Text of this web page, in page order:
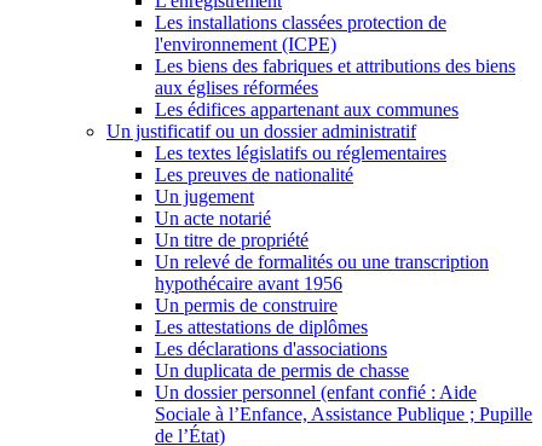
Les installations classées protection de
l'environnement (ICPE)
Les biens des fabriques et attributions des biens
aux églises réformées
Les édifices appartenant aux communes
Un justificatif ou un dossier administratif
Les textes législatifs ou réglementaires
Les preuves de nationalité
Un jugement
Un acte notarié
Un titre de propriété
Un relevé de formalités ou une transcription
hypothécaire avant 1956
Un permis de construire
Les attestations de diplômes
Les déclarations d'associations
Un duplicata de permis de chasse
Un dossier personnel (enfant confié : Aide
Sociale à l’Enfance, Assistance Publique ; Pupille
de l’État)